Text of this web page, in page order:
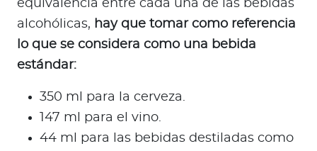
equivalencia entre cada una de las bebidas
alcohólicas, hay que tomar como referencia
lo que se considera como una bebida
estándar:
350 ml para la cerveza.
147 ml para el vino.
44 ml para las bebidas destiladas como